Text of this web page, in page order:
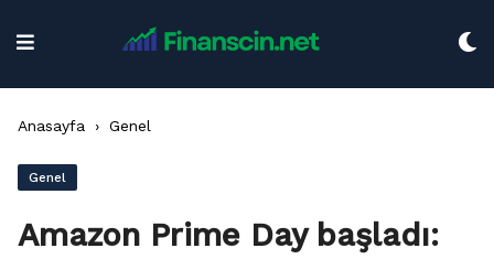
Anasayfa › Genel
Genel
Amazon Prime Day başladı: